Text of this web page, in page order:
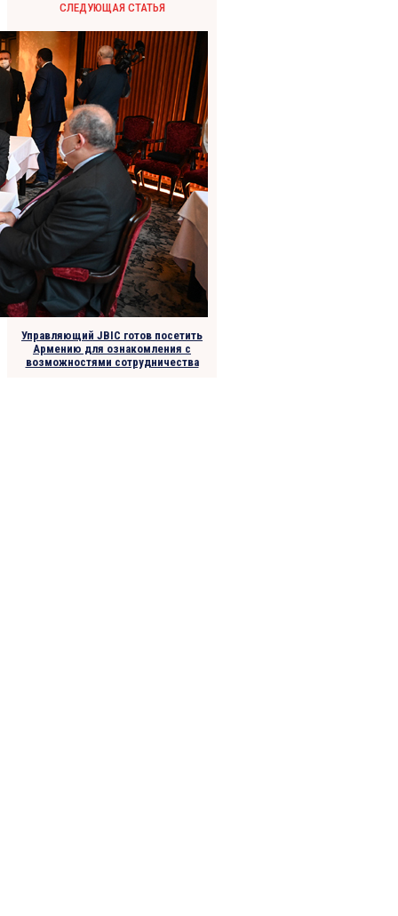
СЛЕДУЮЩАЯ СТАТЬЯ
Управляющий JBIC готов посетить
Армению для ознакомления с
возможностями сотрудничества